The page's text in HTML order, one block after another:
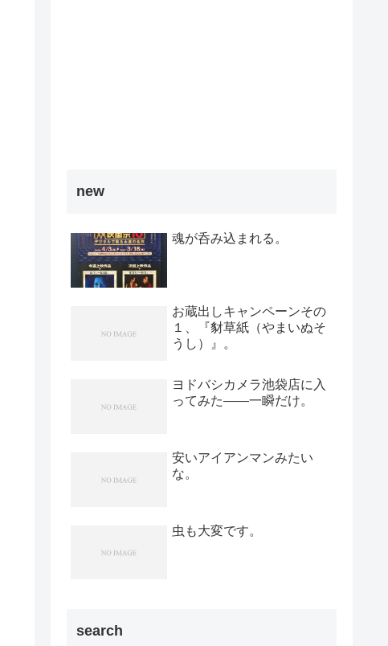
new
魂が呑み込まれる。
お蔵出しキャンペーンその
１、『豺草紙（やまいぬそ
うし）』。
ヨドバシカメラ池袋店に入
ってみた――一瞬だけ。
安いアイアンマンみたい
な。
虫も大変です。
search